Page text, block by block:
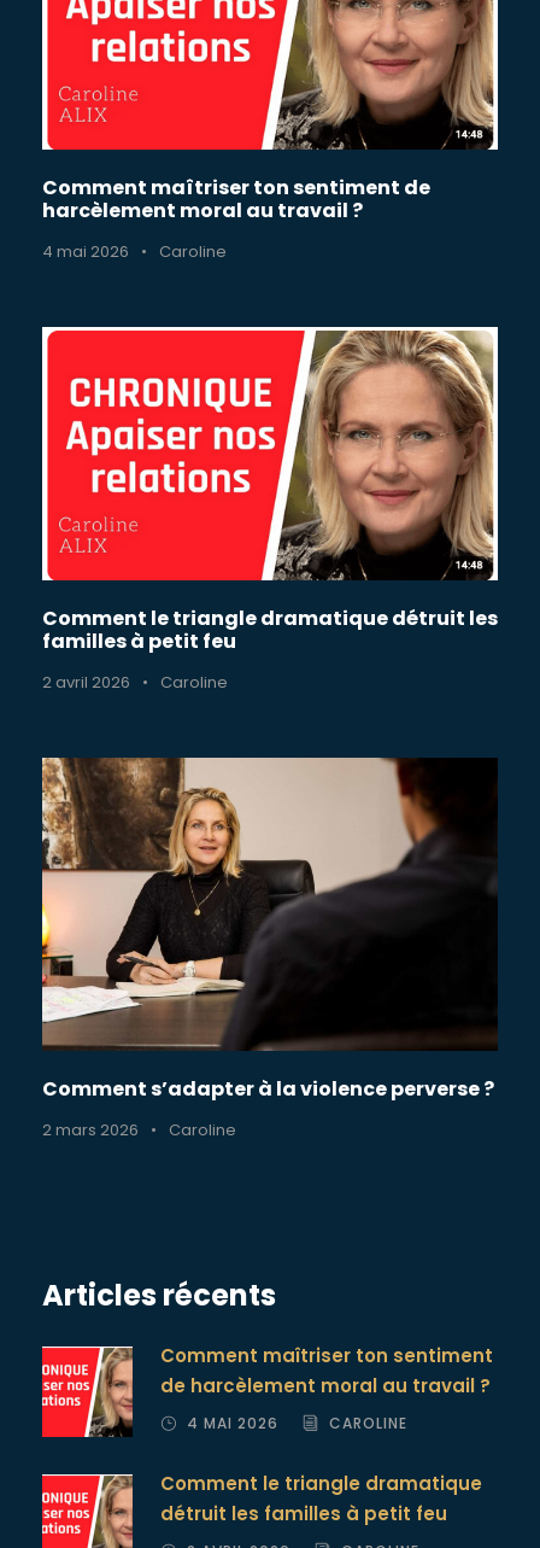
Comment maîtriser ton sentiment de
harcèlement moral au travail ?
4 mai 2026 • Caroline
Comment le triangle dramatique détruit les
familles à petit feu
2 avril 2026 • Caroline
Comment s’adapter à la violence perverse ?
2 mars 2026 • Caroline
Articles récents
Comment maîtriser ton sentiment
de harcèlement moral au travail ?
4 MAI 2026 CAROLINE
Comment le triangle dramatique
détruit les familles à petit feu